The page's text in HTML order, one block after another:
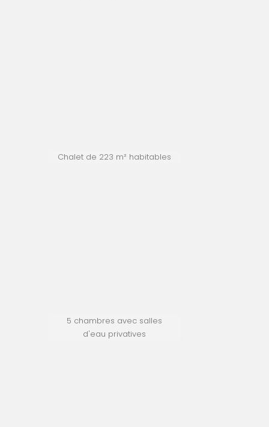
Chalet de 223 m² habitables
5 chambres avec salles
d'eau privatives